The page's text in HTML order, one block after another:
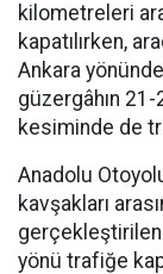
kilometreleri
kapatılırken,
Ankara
güzergâhın
kesiminde de
Anadolu
kavşakları
gerçekleştirilen
yönü trafiğe